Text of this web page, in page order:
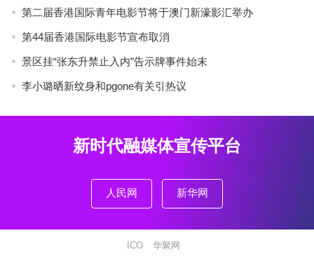
第二届香港国际青年电影节将于澳门新濠影汇举办
第44届香港国际电影节宣布取消
景区挂“张东升禁止入内”告示牌事件始末
李小璐晒新纹身和pgone有关引热议
新时代融媒体宣传平台
人民网 新华网
ICO 华聚网